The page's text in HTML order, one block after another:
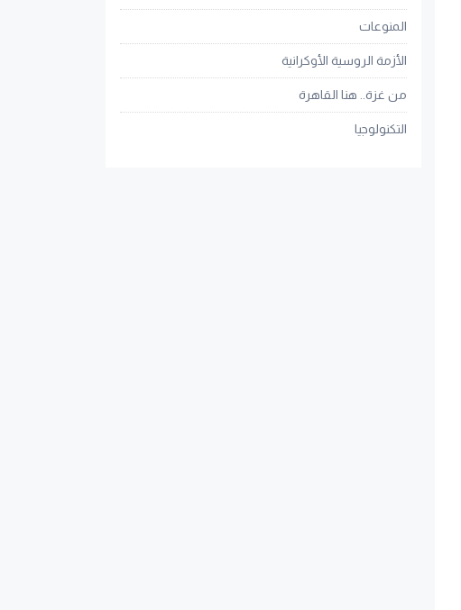
المنوعات
الأزمة الروسية الأوكرانية
من غزة.. هنا القاهرة
التكنولوجيا